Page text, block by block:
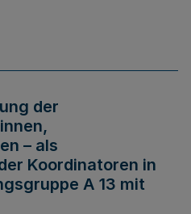
der
– als
Koordinatoren in
A 13 mit